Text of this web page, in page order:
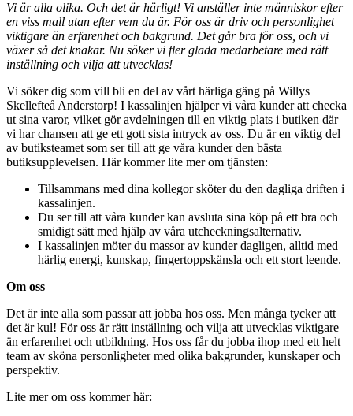
Vi är alla olika. Och det är härligt! Vi anställer inte människor efter
en viss mall utan efter vem du är. För oss är driv och personlighet
viktigare än erfarenhet och bakgrund. Det går bra för oss, och vi
växer så det knakar. Nu söker vi fler glada medarbetare med rätt
inställning och vilja att utvecklas!
Vi söker dig som vill bli en del av vårt härliga gäng på Willys
Skellefteå Anderstorp! I kassalinjen hjälper vi våra kunder att checka
ut sina varor, vilket gör avdelningen till en viktig plats i butiken där
vi har chansen att ge ett gott sista intryck av oss. Du är en viktig del
av butiksteamet som ser till att ge våra kunder den bästa
butiksupplevelsen. Här kommer lite mer om tjänsten:
Tillsammans med dina kollegor sköter du den dagliga driften i
kassalinjen.
Du ser till att våra kunder kan avsluta sina köp på ett bra och
smidigt sätt med hjälp av våra utcheckningsalternativ.
I kassalinjen möter du massor av kunder dagligen, alltid med
härlig energi, kunskap, fingertoppskänsla och ett stort leende.
Om oss
Det är inte alla som passar att jobba hos oss. Men många tycker att
det är kul! För oss är rätt inställning och vilja att utvecklas viktigare
än erfarenhet och utbildning. Hos oss får du jobba ihop med ett helt
team av sköna personligheter med olika bakgrunder, kunskaper och
perspektiv.
Lite mer om oss kommer här: